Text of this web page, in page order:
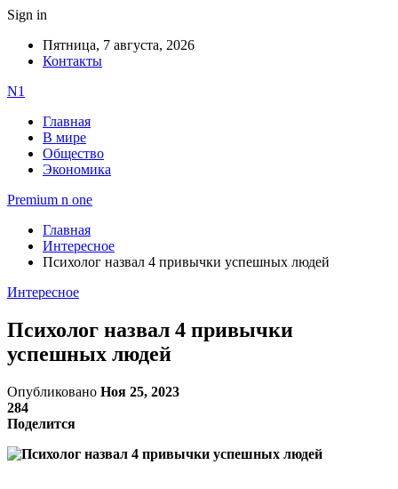
Sign in
Пятница, 7 августа, 2026
Контакты
N1
Главная
В мире
Общество
Экономика
Premium n one
Главная
Интересное
Психолог назвал 4 привычки успешных людей
Интересное
Психолог назвал 4 привычки
успешных людей
Опубликовано Ноя 25, 2023
284
Поделится